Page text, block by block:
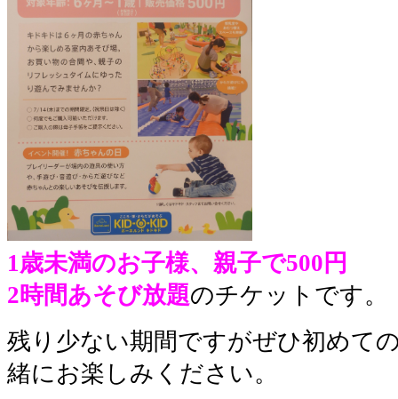
1歳未満のお子様、親子で500円
2時間あそび放題のチケットです。
残り少ない期間ですがぜひ初めて
緒にお楽しみください。